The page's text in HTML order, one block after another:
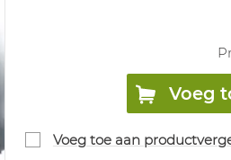
Voeg
Voeg toe aan